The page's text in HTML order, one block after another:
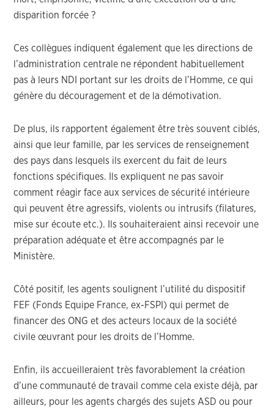
disparition forcée ?
Ces collègues indiquent également que les directions de
l’administration centrale ne répondent habituellement
pas à leurs NDI portant sur les droits de l’Homme, ce qui
génère du découragement et de la démotivation.
De plus, ils rapportent également être très souvent ciblés,
ainsi que leur famille, par les services de renseignement
des pays dans lesquels ils exercent du fait de leurs
fonctions spécifiques. Ils expliquent ne pas savoir
comment réagir face aux services de sécurité intérieure
qui peuvent être agressifs, violents ou intrusifs (filatures,
mise sur écoute etc.). Ils souhaiteraient ainsi recevoir une
préparation adéquate et être accompagnés par le
Ministère.
Côté positif, les agents soulignent l’utilité du dispositif
FEF (Fonds Equipe France, ex-FSPI) qui permet de
financer des ONG et des acteurs locaux de la société
civile œuvrant pour les droits de l’Homme.
Enfin, ils accueilleraient très favorablement la création
d’une communauté de travail comme cela existe déjà, par
ailleurs, pour les agents chargés des sujets ASD ou pour